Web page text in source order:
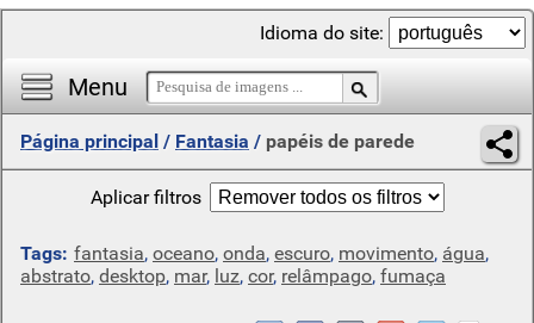
Menu
Idioma do site:
Página principal / Fantasia / papéis de parede
Aplicar filtros
Tags: fantasia, oceano, onda, escuro, movimento, água,
abstrato, desktop, mar, luz, cor, relâmpago, fumaça